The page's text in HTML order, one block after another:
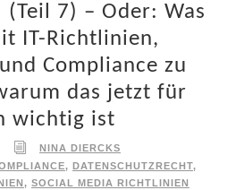
7) – Oder: Was
IT-Richtlinien,
Compliance zu
das jetzt für
wichtig ist
NINA DIERCKS
, DATENSCHUTZRECHT,
, SOCIAL MEDIA RICHTLINIEN